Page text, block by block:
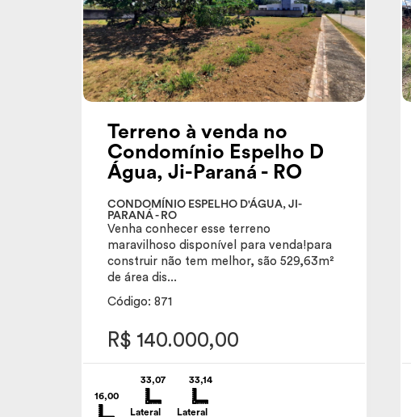
Terreno à venda no
Condomínio Espelho D
Água, Ji-Paraná - RO
CONDOMÍNIO ESPELHO D'ÁGUA, JI-
PARANÁ - RO
Venha conhecer esse terreno
maravilhoso disponível para venda!para
construir não tem melhor, são 529,63m²
de área dis...
Código: 871
R$ 140.000,00
16,00
33,07
Lateral
33,14
Lateral